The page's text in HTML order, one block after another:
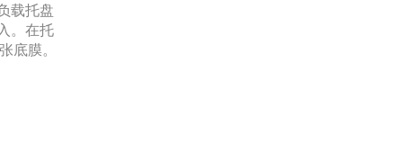
载托盘
。在托
底膜。